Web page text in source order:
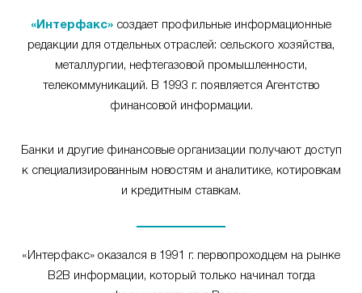
«Интерфакс» создает профильные информационные
редакции для отдельных отраслей: сельского хозяйства,
металлургии, нефтегазовой промышленности,
телекоммуникаций. В 1993 г. появляется Агентство
финансовой информации.
Банки и другие финансовые организации получают доступ
к специализированным новостям и аналитике, котировкам
и кредитным ставкам.
«Интерфакс» оказался в 1991 г. первопроходцем на рынке
B2B информации, который только начинал тогда